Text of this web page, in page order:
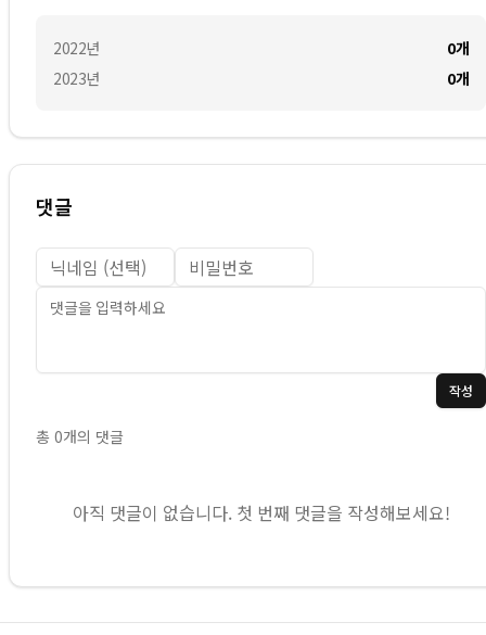
2022년
2023년
0개
0개
댓글
작성
총 0개의 댓글
아직 댓글이 없습니다. 첫 번째 댓글을 작성해보세요!